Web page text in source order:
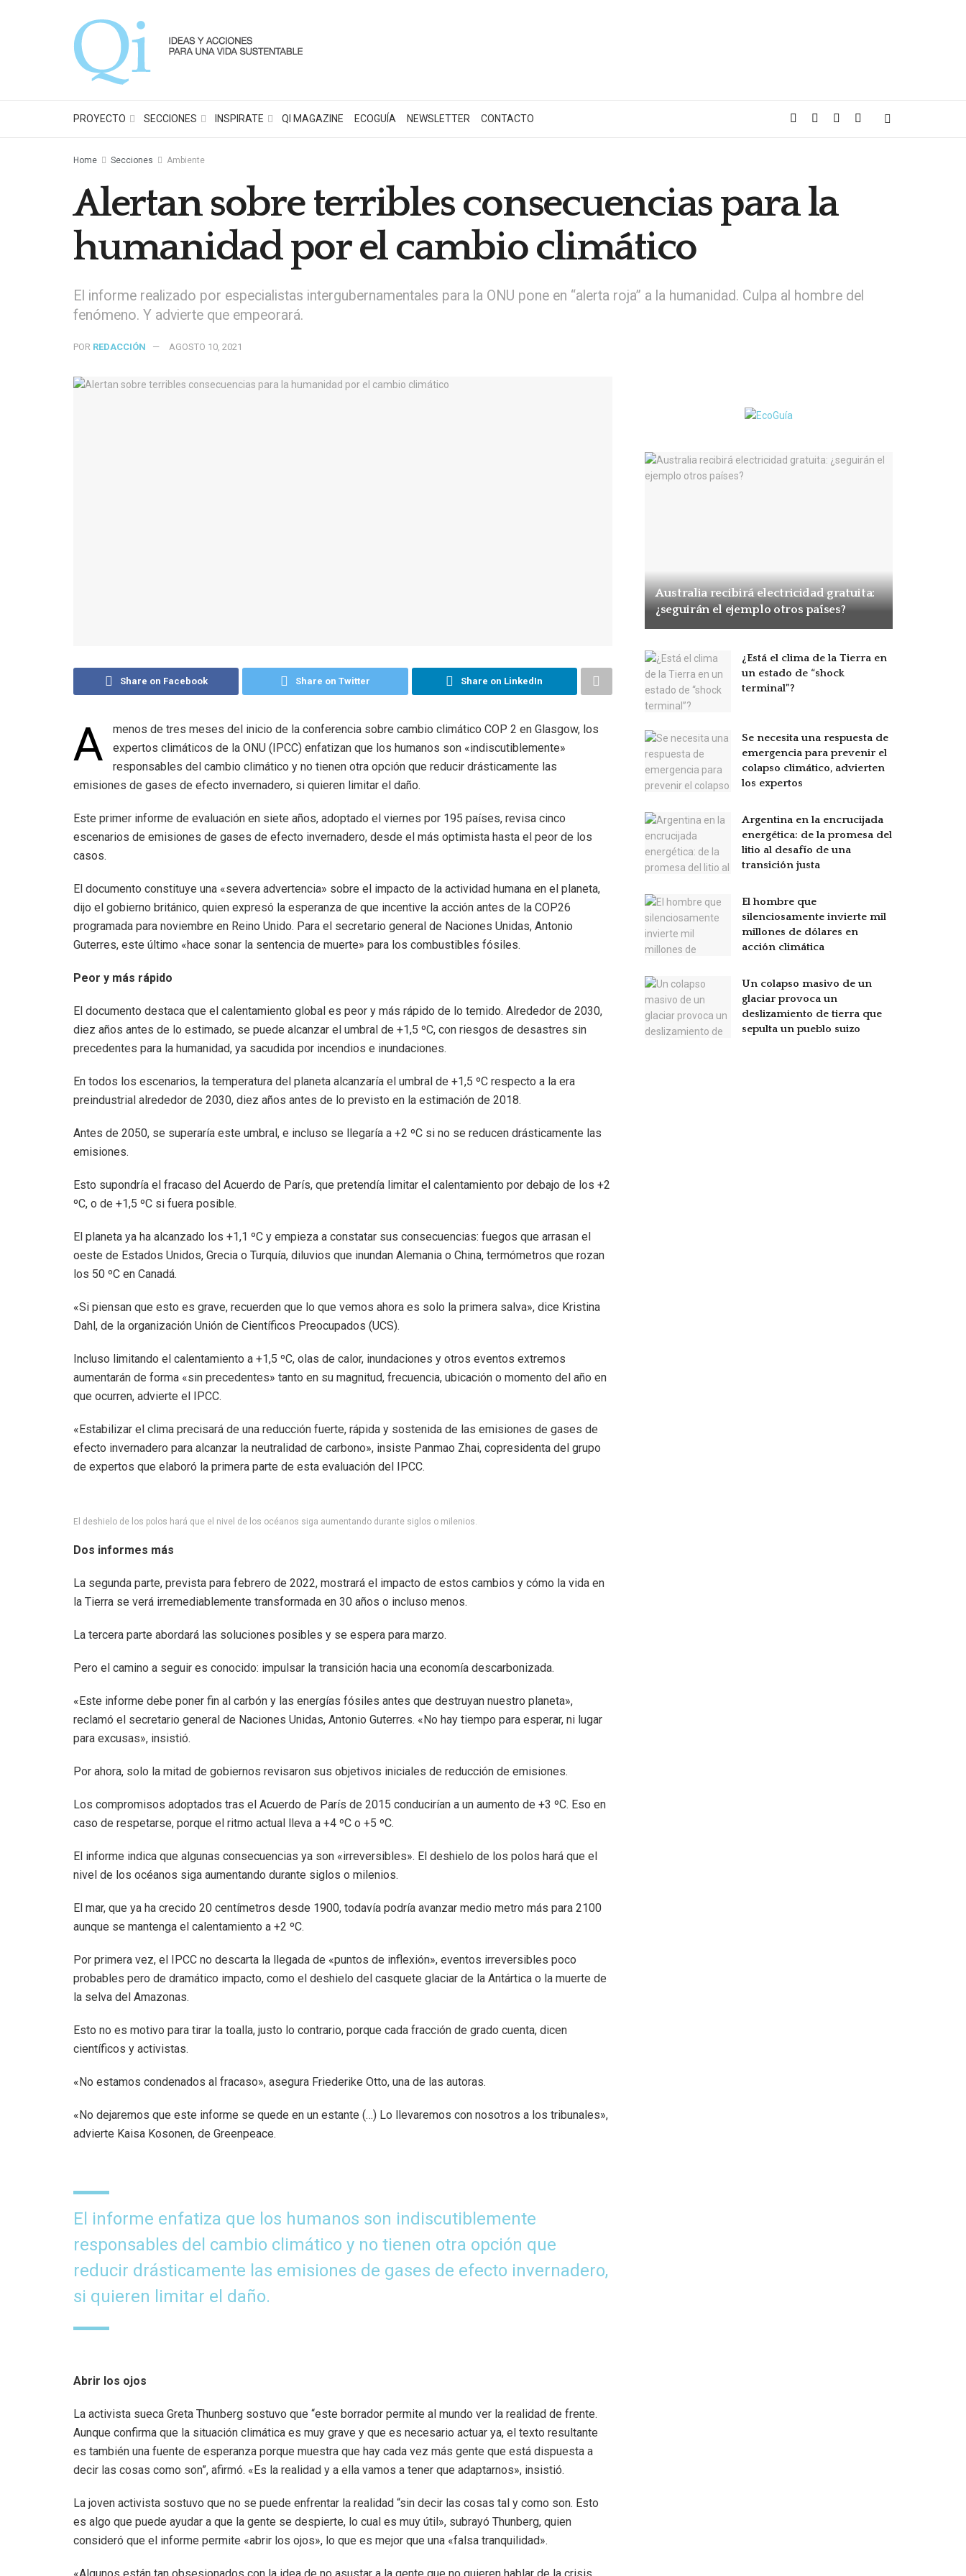
PROYECTO SECCIONES INSPIRATE QI MAGAZINE ECOGUÍA NEWSLETTER CONTACTO
Home Secciones Ambiente
Alertan sobre terribles consecuencias para la
humanidad por el cambio climático
El informe realizado por especialistas intergubernamentales para la ONU pone en “alerta roja” a la humanidad. Culpa al hombre del
fenómeno. Y advierte que empeorará.
POR REDACCIÓN AGOSTO 10, 2021
Share on Facebook Share on Twitter Share on LinkedIn
A
menos de tres meses del inicio de la conferencia sobre cambio climático COP 2 en Glasgow, los
expertos climáticos de la ONU (IPCC) enfatizan que los humanos son «indiscutiblemente»
responsables del cambio climático y no tienen otra opción que reducir drásticamente las
emisiones de gases de efecto invernadero, si quieren limitar el daño.
Este primer informe de evaluación en siete años, adoptado el viernes por 195 países, revisa cinco
escenarios de emisiones de gases de efecto invernadero, desde el más optimista hasta el peor de los
casos.
El documento constituye una «severa advertencia» sobre el impacto de la actividad humana en el planeta,
dijo el gobierno británico, quien expresó la esperanza de que incentive la acción antes de la COP26
programada para noviembre en Reino Unido. Para el secretario general de Naciones Unidas, Antonio
Guterres, este último «hace sonar la sentencia de muerte» para los combustibles fósiles.
Peor y más rápido
El documento destaca que el calentamiento global es peor y más rápido de lo temido. Alrededor de 2030,
diez años antes de lo estimado, se puede alcanzar el umbral de +1,5 ºC, con riesgos de desastres sin
precedentes para la humanidad, ya sacudida por incendios e inundaciones.
En todos los escenarios, la temperatura del planeta alcanzaría el umbral de +1,5 ºC respecto a la era
preindustrial alrededor de 2030, diez años antes de lo previsto en la estimación de 2018.
Antes de 2050, se superaría este umbral, e incluso se llegaría a +2 ºC si no se reducen drásticamente las
emisiones.
Esto supondría el fracaso del Acuerdo de París, que pretendía limitar el calentamiento por debajo de los +2
ºC, o de +1,5 ºC si fuera posible.
El planeta ya ha alcanzado los +1,1 ºC y empieza a constatar sus consecuencias: fuegos que arrasan el
oeste de Estados Unidos, Grecia o Turquía, diluvios que inundan Alemania o China, termómetros que rozan
los 50 ºC en Canadá.
«Si piensan que esto es grave, recuerden que lo que vemos ahora es solo la primera salva», dice Kristina
Dahl, de la organización Unión de Científicos Preocupados (UCS).
Incluso limitando el calentamiento a +1,5 ºC, olas de calor, inundaciones y otros eventos extremos
aumentarán de forma «sin precedentes» tanto en su magnitud, frecuencia, ubicación o momento del año en
que ocurren, advierte el IPCC.
«Estabilizar el clima precisará de una reducción fuerte, rápida y sostenida de las emisiones de gases de
efecto invernadero para alcanzar la neutralidad de carbono», insiste Panmao Zhai, copresidenta del grupo
de expertos que elaboró la primera parte de esta evaluación del IPCC.
El deshielo de los polos hará que el nivel de los océanos siga aumentando durante siglos o milenios.
Dos informes más
La segunda parte, prevista para febrero de 2022, mostrará el impacto de estos cambios y cómo la vida en
la Tierra se verá irremediablemente transformada en 30 años o incluso menos.
La tercera parte abordará las soluciones posibles y se espera para marzo.
Pero el camino a seguir es conocido: impulsar la transición hacia una economía descarbonizada.
«Este informe debe poner fin al carbón y las energías fósiles antes que destruyan nuestro planeta»,
reclamó el secretario general de Naciones Unidas, Antonio Guterres. «No hay tiempo para esperar, ni lugar
para excusas», insistió.
Por ahora, solo la mitad de gobiernos revisaron sus objetivos iniciales de reducción de emisiones.
Los compromisos adoptados tras el Acuerdo de París de 2015 conducirían a un aumento de +3 ºC. Eso en
caso de respetarse, porque el ritmo actual lleva a +4 ºC o +5 ºC.
El informe indica que algunas consecuencias ya son «irreversibles». El deshielo de los polos hará que el
nivel de los océanos siga aumentando durante siglos o milenios.
El mar, que ya ha crecido 20 centímetros desde 1900, todavía podría avanzar medio metro más para 2100
aunque se mantenga el calentamiento a +2 ºC.
Por primera vez, el IPCC no descarta la llegada de «puntos de inflexión», eventos irreversibles poco
probables pero de dramático impacto, como el deshielo del casquete glaciar de la Antártica o la muerte de
la selva del Amazonas.
Esto no es motivo para tirar la toalla, justo lo contrario, porque cada fracción de grado cuenta, dicen
científicos y activistas.
«No estamos condenados al fracaso», asegura Friederike Otto, una de las autoras.
«No dejaremos que este informe se quede en un estante (…) Lo llevaremos con nosotros a los tribunales»,
advierte Kaisa Kosonen, de Greenpeace.
El informe enfatiza que los humanos son indiscutiblemente
responsables del cambio climático y no tienen otra opción que
reducir drásticamente las emisiones de gases de efecto invernadero,
si quieren limitar el daño.
Abrir los ojos
La activista sueca Greta Thunberg sostuvo que “este borrador permite al mundo ver la realidad de frente.
Aunque confirma que la situación climática es muy grave y que es necesario actuar ya, el texto resultante
es también una fuente de esperanza porque muestra que hay cada vez más gente que está dispuesta a
decir las cosas como son”, afirmó. «Es la realidad y a ella vamos a tener que adaptarnos», insistió.
La joven activista sostuvo que no se puede enfrentar la realidad “sin decir las cosas tal y como son. Esto
es algo que puede ayudar a que la gente se despierte, lo cual es muy útil», subrayó Thunberg, quien
consideró que el informe permite «abrir los ojos», lo que es mejor que una «falsa tranquilidad».
«Algunos están tan obsesionados con la idea de no asustar a la gente que no quieren hablar de la crisis
Australia recibirá electricidad gratuita:
¿seguirán el ejemplo otros países?
¿Está el clima de la Tierra en
un estado de “shock
terminal”?
Se necesita una respuesta de
emergencia para prevenir el
colapso climático, advierten
los expertos
Argentina en la encrucijada
energética: de la promesa del
litio al desafío de una
transición justa
El hombre que
silenciosamente invierte mil
millones de dólares en
acción climática
Un colapso masivo de un
glaciar provoca un
deslizamiento de tierra que
sepulta un pueblo suizo